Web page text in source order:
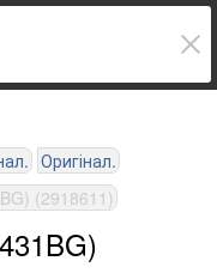
Оригінал.
(2918611)